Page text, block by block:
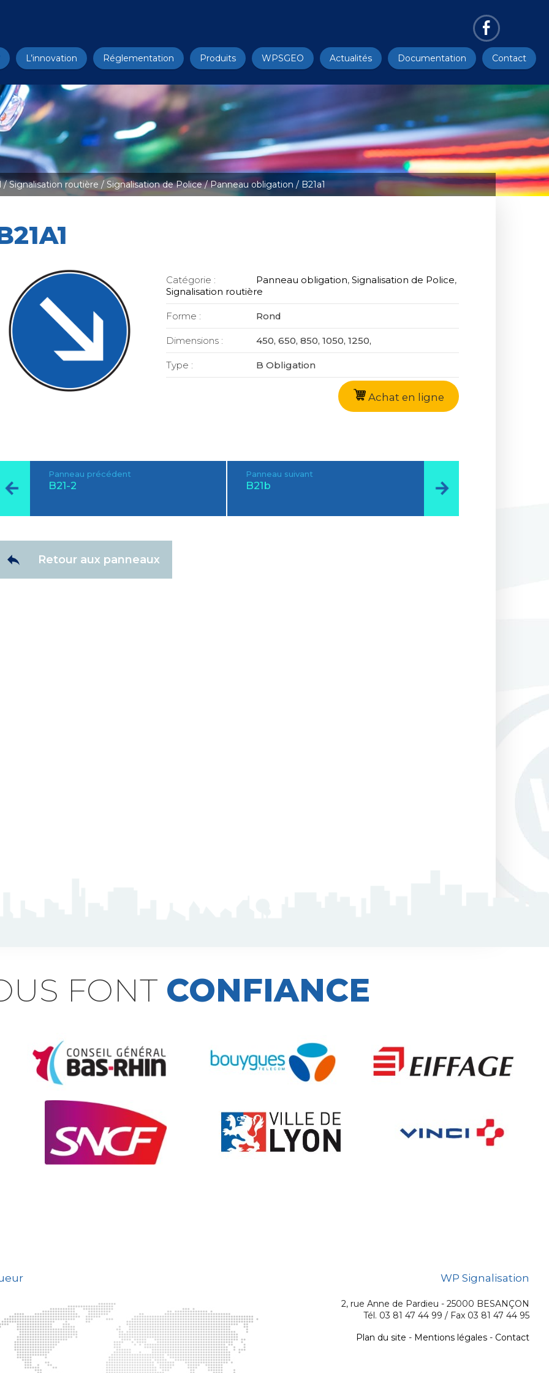
L’innovation Réglementation Produits WPSGEO Actualités Documentation Contact
/Signalisation routière / Signalisation de Police/Panneau obligation / B21a1
Catégorie : Panneau obligation,Signalisation de Police,
Signalisation routière
Forme : Rond
Dimensions : 450, 650, 850, 1050, 1250,
Type : B Obligation
Achat en ligne
Panneau précédent
B21-2
Panneau suivant
B21b
Retour aux panneaux
FONT CONFIANCE
WP Signalisation
2, rue Anne de Pardieu - 25000 BESANÇON
Tél. 03 81 47 44 99 / Fax 03 81 47 44 95
Plan du site - Mentions légales - Contact